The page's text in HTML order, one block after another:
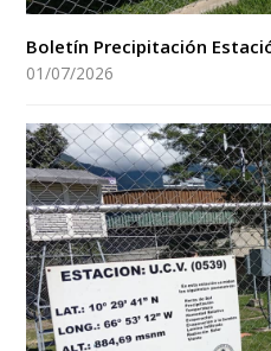
Boletín Precipitación
01/07/2026